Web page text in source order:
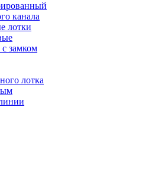
канала
лотки
замком
лотка